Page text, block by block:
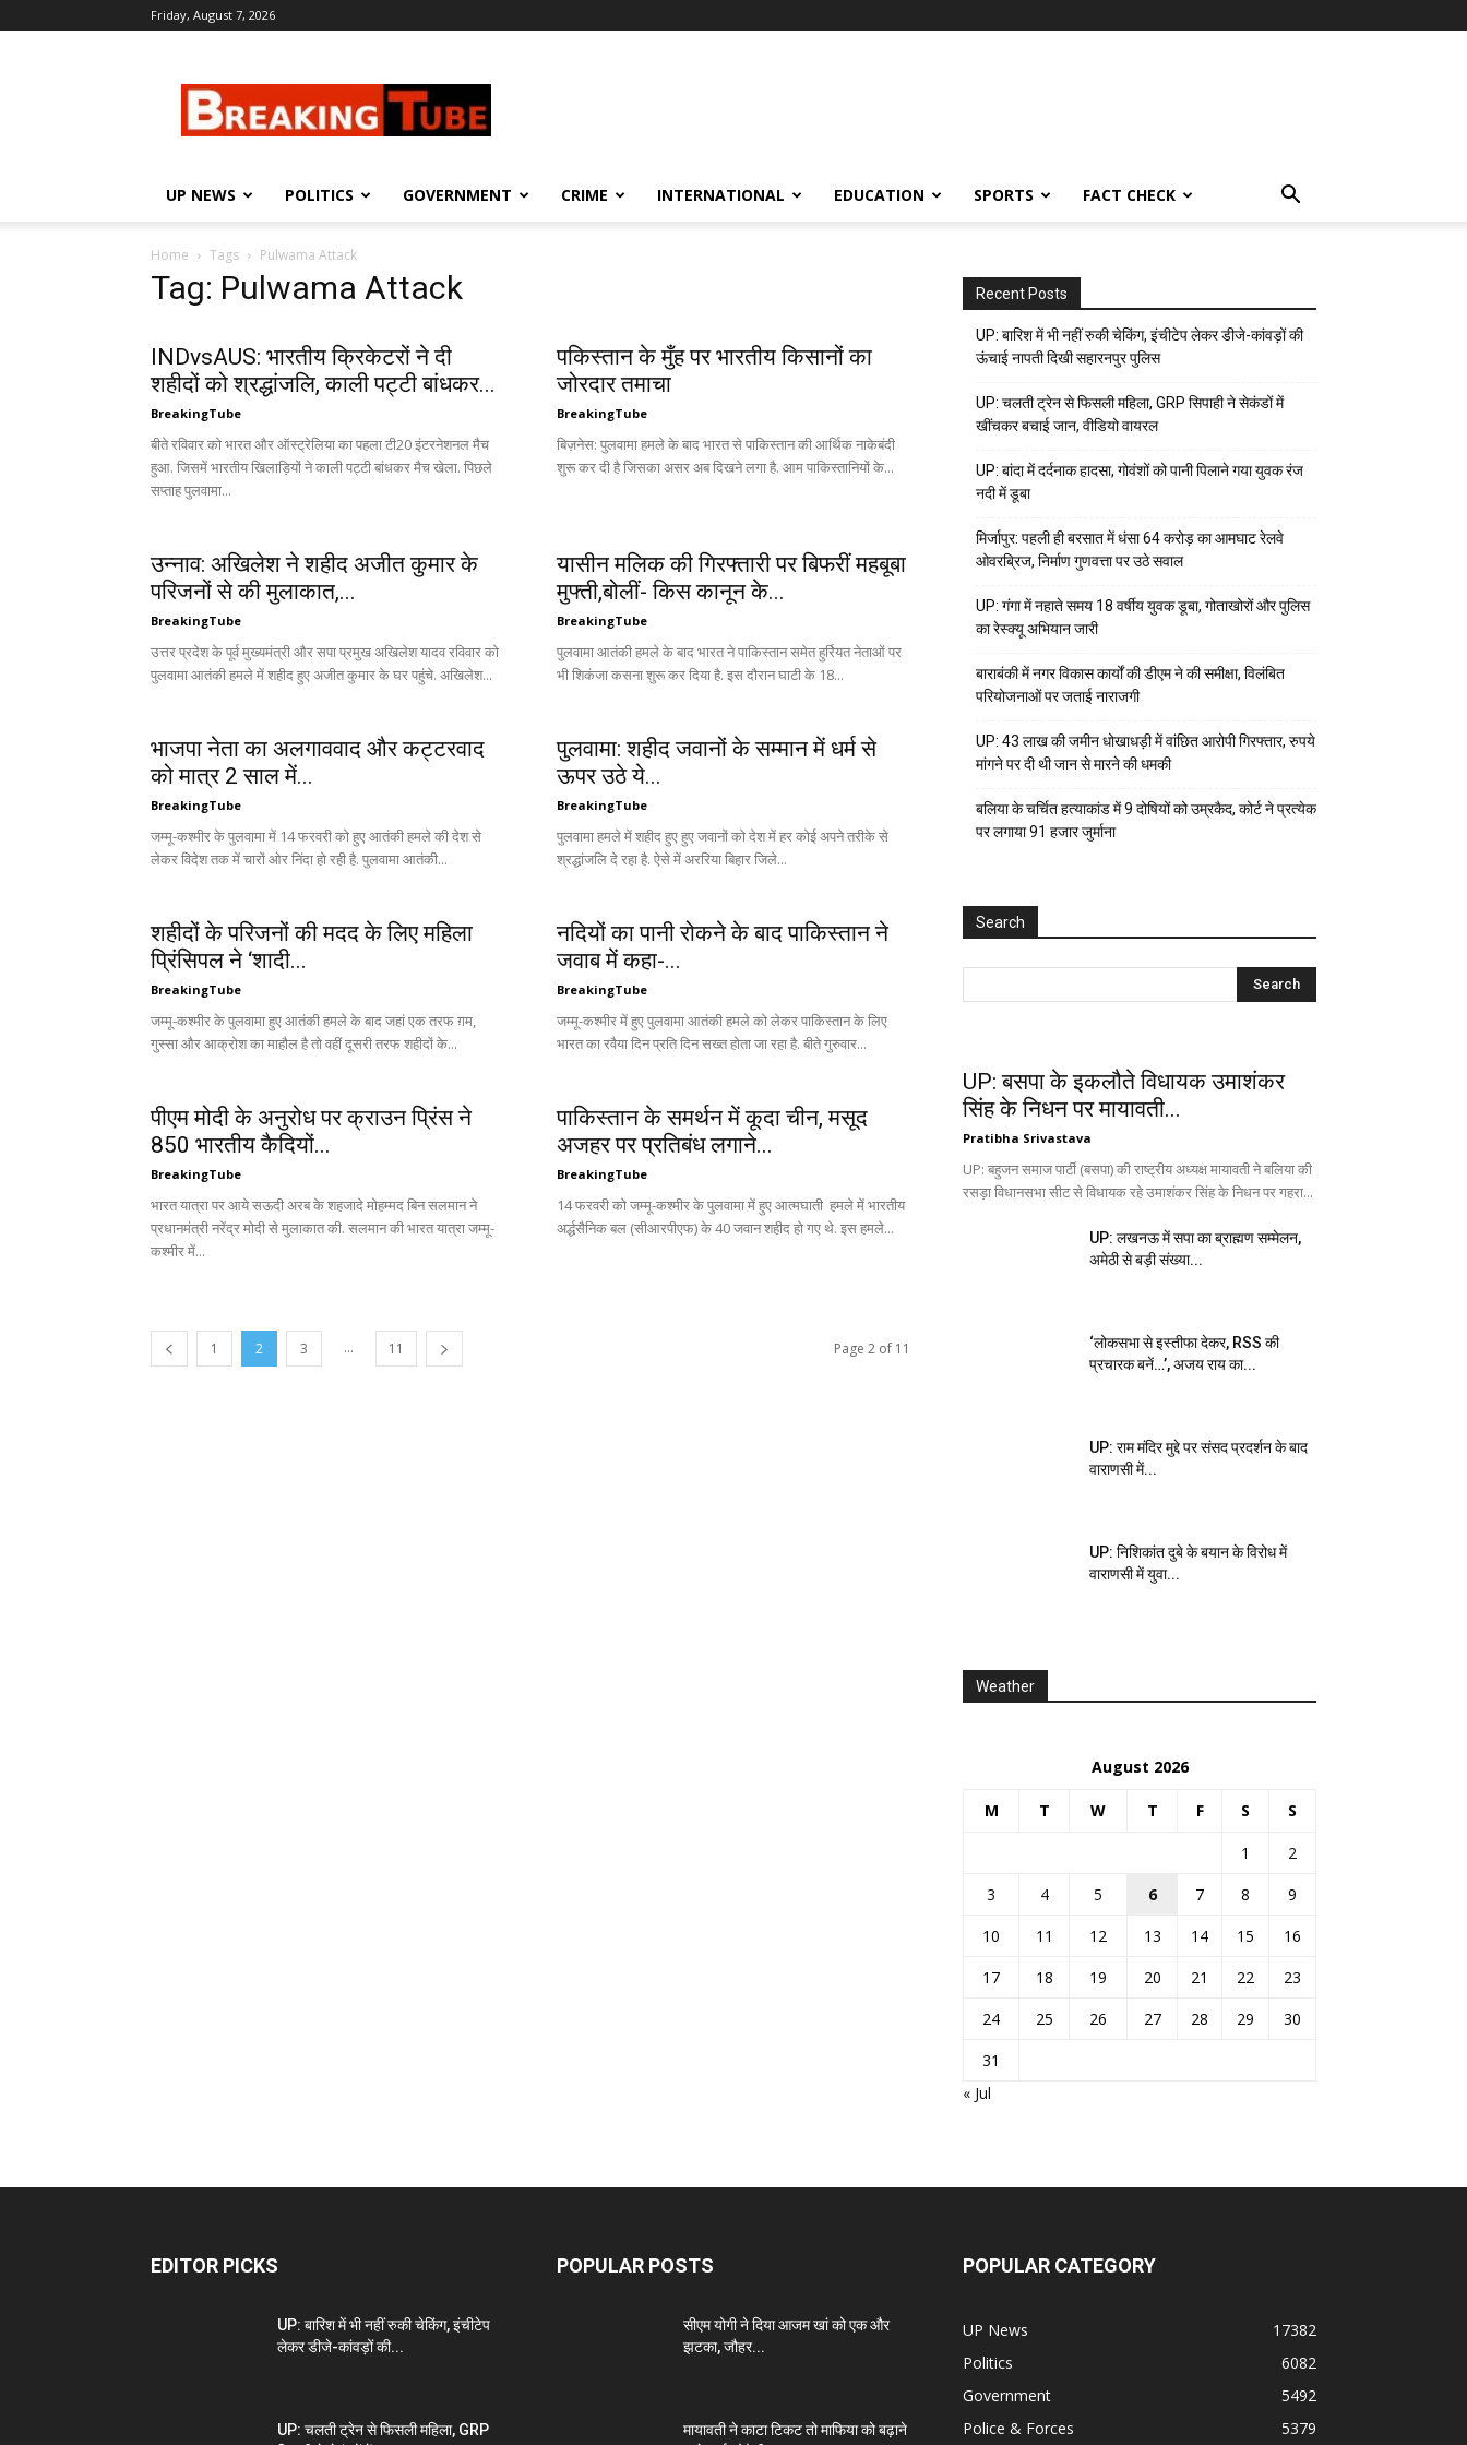
Friday, August 7, 2026
UP NEWS POLITICS GOVERNMENT CRIME INTERNATIONAL EDUCATION SPORTS FACT CHECK
Home Tags Pulwama Attack
Tag: Pulwama Attack
INDvsAUS: भारतीय क्रिकेटरों ने दी
शहीदों को श्रद्धांजलि, काली पट्टी बांधकर...
BreakingTube
बीते रविवार को भारत और ऑस्ट्रेलिया का पहला टी20 इंटरनेशनल मैच
हुआ. जिसमें भारतीय खिलाड़ियों ने काली पट्टी बांधकर मैच खेला. पिछले
सप्ताह पुलवामा...
पकिस्तान के मुँह पर भारतीय किसानों का
जोरदार तमाचा
BreakingTube
बिज़नेस: पुलवामा हमले के बाद भारत से पाकिस्तान की आर्थिक नाकेबंदी
शुरू कर दी है जिसका असर अब दिखने लगा है. आम पाकिस्तानियों के...
उन्नाव: अखिलेश ने शहीद अजीत कुमार के
परिजनों से की मुलाकात,...
BreakingTube
उत्तर प्रदेश के पूर्व मुख्यमंत्री और सपा प्रमुख अखिलेश यादव रविवार को
पुलवामा आतंकी हमले में शहीद हुए अजीत कुमार के घर पहुंचे. अखिलेश...
यासीन मलिक की गिरफ्तारी पर बिफरीं महबूबा
मुफ्ती,बोलीं- किस कानून के...
BreakingTube
पुलवामा आतंकी हमले के बाद भारत ने पाकिस्‍तान समेत हुर्रियत नेताओं पर
भी शिकंजा कसना शुरू कर दिया है. इस दौरान घाटी के 18...
भाजपा नेता का अलगाववाद और कट्टरवाद
को मात्र 2 साल में...
BreakingTube
जम्मू-कश्मीर के पुलवामा में 14 फरवरी को हुए आतंकी हमले की देश से
लेकर विदेश तक में चारों ओर निंदा हो रही है. पुलवामा आतंकी...
पुलवामा: शहीद जवानों के सम्मान में धर्म से
ऊपर उठे ये...
BreakingTube
पुलवामा हमले में शहीद हुए हुए जवानों को देश में हर कोई अपने तरीके से
श्रद्धांजलि दे रहा है. ऐसे में अररिया बिहार जिले...
शहीदों के परिजनों की मदद के लिए महिला
प्रिंसिपल ने ‘शादी...
BreakingTube
जम्मू-कश्मीर के पुलवामा हुए आतंकी हमले के बाद जहां एक तरफ ग़म,
गुस्सा और आक्रोश का माहौल है तो वहीं दूसरी तरफ शहीदों के...
नदियों का पानी रोकने के बाद पाकिस्तान ने
जवाब में कहा-...
BreakingTube
जम्मू-कश्मीर में हुए पुलवामा आतंकी हमले को लेकर पाकिस्‍तान के लिए
भारत का रवैया दिन प्रति दिन सख्त होता जा रहा है. बीते गुरुवार...
पीएम मोदी के अनुरोध पर क्राउन प्रिंस ने
850 भारतीय कैदियों...
BreakingTube
भारत यात्रा पर आये सऊदी अरब के शहजादे मोहम्मद बिन सलमान ने
प्रधानमंत्री नरेंद्र मोदी से मुलाकात की. सलमान की भारत यात्रा जम्मू-
कश्मीर में...
पाकिस्तान के समर्थन में कूदा चीन, मसूद
अजहर पर प्रतिबंध लगाने...
BreakingTube
14 फरवरी को जम्मू-कश्मीर के पुलवामा में हुए आत्मघाती हमले में भारतीय
अर्द्धसैनिक बल (सीआरपीएफ) के 40 जवान शहीद हो गए थे. इस हमले...
1 2 3 ... 11 Page 2 of 11
Recent Posts
UP: बारिश में भी नहीं रुकी चेकिंग, इंचीटेप लेकर डीजे-कांवड़ों की
ऊंचाई नापती दिखी सहारनपुर पुलिस
UP: चलती ट्रेन से फिसली महिला, GRP सिपाही ने सेकंडों में
खींचकर बचाई जान, वीडियो वायरल
UP: बांदा में दर्दनाक हादसा, गोवंशों को पानी पिलाने गया युवक रंज
नदी में डूबा
मिर्जापुर: पहली ही बरसात में धंसा 64 करोड़ का आमघाट रेलवे
ओवरब्रिज, निर्माण गुणवत्ता पर उठे सवाल
UP: गंगा में नहाते समय 18 वर्षीय युवक डूबा, गोताखोरों और पुलिस
का रेस्क्यू अभियान जारी
बाराबंकी में नगर विकास कार्यों की डीएम ने की समीक्षा, विलंबित
परियोजनाओं पर जताई नाराजगी
UP: 43 लाख की जमीन धोखाधड़ी में वांछित आरोपी गिरफ्तार, रुपये
मांगने पर दी थी जान से मारने की धमकी
बलिया के चर्चित हत्याकांड में 9 दोषियों को उम्रकैद, कोर्ट ने प्रत्येक
पर लगाया ₹91 हजार जुर्माना
Search
UP: बसपा के इकलौते विधायक उमाशंकर
सिंह के निधन पर मायावती...
Pratibha Srivastava
UP: बहुजन समाज पार्टी (बसपा) की राष्ट्रीय अध्यक्ष मायावती ने बलिया की
रसड़ा विधानसभा सीट से विधायक रहे उमाशंकर सिंह के निधन पर गहरा...
UP: लखनऊ में सपा का ब्राह्मण सम्मेलन,
अमेठी से बड़ी संख्या...
‘लोकसभा से इस्तीफा देकर, RSS की
प्रचारक बनें…’, अजय राय का...
UP: राम मंदिर मुद्दे पर संसद प्रदर्शन के बाद
वाराणसी में...
UP: निशिकांत दुबे के बयान के विरोध में
वाराणसी में युवा...
Weather
August 2026
M T W T F S S
1
2
3
4 5 6 7 8
9
10
11 12 13 14 15
16
17
18 19 20 21 22
23
24
25 26 27 28 29
30
31
« Jul
EDITOR PICKS
UP: बारिश में भी नहीं रुकी चेकिंग, इंचीटेप
लेकर डीजे-कांवड़ों की...
UP: चलती ट्रेन से फिसली महिला, GRP
POPULAR POSTS
सीएम योगी ने दिया आजम खां को एक और
झटका, जौहर...
मायावती ने काटा टिकट तो माफिया को बढ़ाने
POPULAR CATEGORY
UP News
17382
Politics
6082
Government
5492
Police & Forces
5379